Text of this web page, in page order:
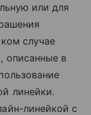
или для
случае
описанные в
линейки.
линейкой с